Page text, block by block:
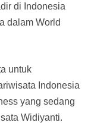
di Indonesia
dalam World
untuk
Indonesia
yang sedang
Widiyanti.